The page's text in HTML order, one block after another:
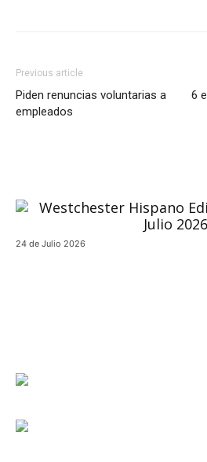
Previous article
Piden renuncias voluntarias a
empleados
6
24 de Julio 2026